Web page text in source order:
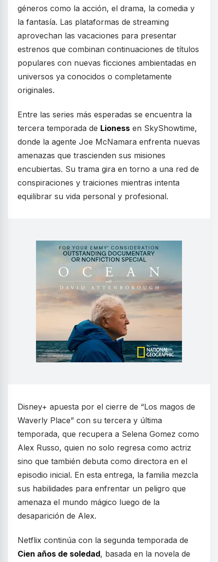
géneros como la acción, el drama, la comedia y
la fantasía. Las plataformas de streaming
aprovechan las vacaciones para presentar
estrenos que combinan continuaciones de títulos
populares con nuevas ficciones ambientadas en
universos ya conocidos o completamente
originales.
Entre las series más esperadas se encuentra la
tercera temporada de Lioness en SkyShowtime,
donde la agente Joe McNamara enfrenta nuevas
amenazas que trascienden sus misiones
encubiertas. Su trama gira en torno a una red de
conspiraciones y traiciones mientras intenta
equilibrar su vida personal y profesional.
Disney+ apuesta por el cierre de “Los magos de
Waverly Place” con su tercera y última
temporada, que recupera a Selena Gomez como
Alex Russo, quien no solo regresa como actriz
sino que también debuta como directora en el
episodio inicial. En esta entrega, la familia mezcla
sus habilidades para enfrentar un peligro que
amenaza el mundo mágico luego de la
desaparición de Alex.
Netflix continúa con la segunda temporada de
Cien años de soledad, basada en la novela de